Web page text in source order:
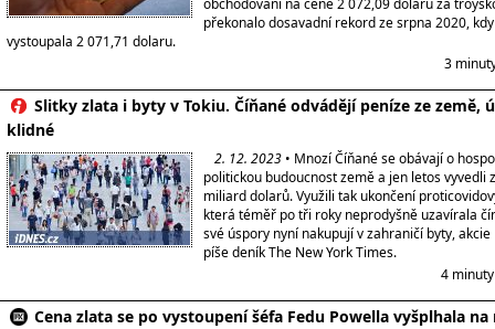
obchodování na ceně 2 072,09 dolaru za
překonalo dosavadní rekord ze srpna 2020,
vystoupala 2 071,71 dolaru.
3
Slitky zlata i byty v Tokiu. Číňané odvádějí peníze ze země,
klidné
2. 12. 2023 • Mnozí Číňané se obávají o
politickou budoucnost země a jen letos vyvedli
miliard dolarů. Využili tak ukončení
která téměř po tři roky neprodyšně uzavírala
své úspory nyní nakupují v zahraničí byty,
píše deník The New York Times.
4
Cena zlata se po vystoupení šéfa Fedu Powella vyšplhala